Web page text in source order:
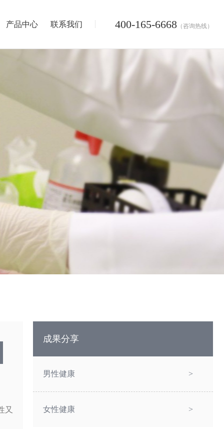
400-165-6668 （咨询热线）
产品中心 联系我们
又
成果分享
男性健康 >
女性健康 >